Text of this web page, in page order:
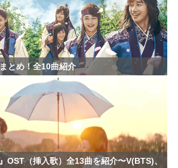
とめ！全10曲紹介
OST（挿入歌）全13曲を紹介〜V(BTS)、